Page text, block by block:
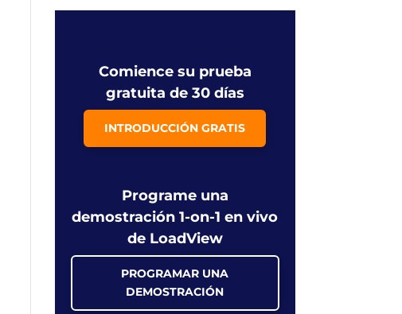
Comience su prueba
gratuita de 30 días
INTRODUCCIÓN GRATIS
Programe una
demostración 1-on-1 en vivo
de LoadView
PROGRAMAR UNA
DEMOSTRACIÓN